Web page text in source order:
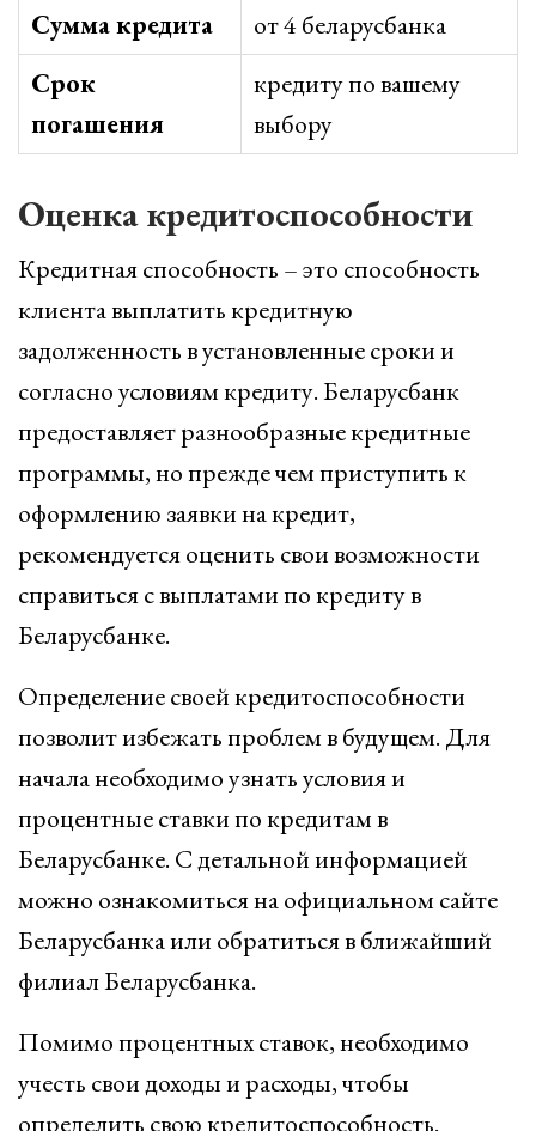
Сумма кредита
от 4 беларусбанка
Срок
погашения
кредиту по вашему
выбору
Оценка кредитоспособности
Кредитная способность – это способность
клиента выплатить кредитную
задолженность в установленные сроки и
согласно условиям кредиту. Беларусбанк
предоставляет разнообразные кредитные
программы, но прежде чем приступить к
оформлению заявки на кредит,
рекомендуется оценить свои возможности
справиться с выплатами по кредиту в
Беларусбанке.
Определение своей кредитоспособности
позволит избежать проблем в будущем. Для
начала необходимо узнать условия и
процентные ставки по кредитам в
Беларусбанке. С детальной информацией
можно ознакомиться на официальном сайте
Беларусбанка или обратиться в ближайший
филиал Беларусбанка.
Помимо процентных ставок, необходимо
учесть свои доходы и расходы, чтобы
определить свою кредитоспособность.